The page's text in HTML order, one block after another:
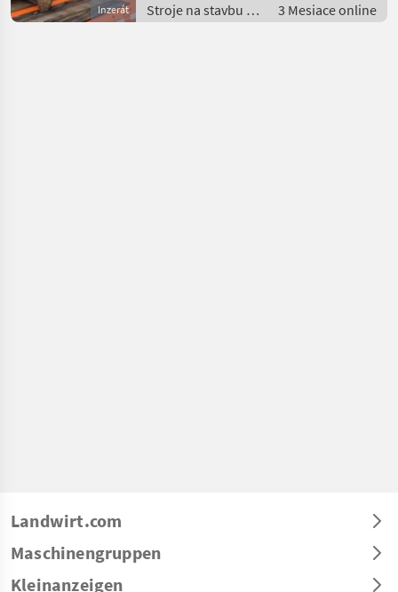
Inzerát
Stroje na stavbu /
Nakladačový žeriav
3 Mesiace online
Landwirt.com
Maschinengruppen
Kleinanzeigen